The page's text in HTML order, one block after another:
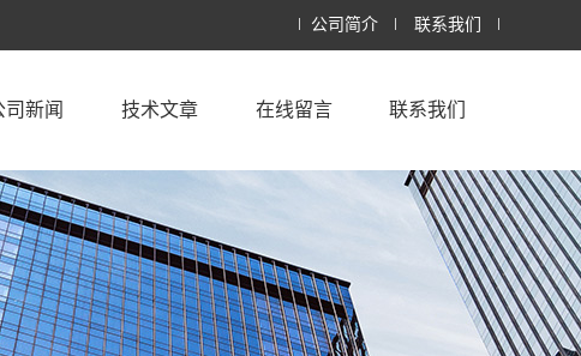
公司简介 联系我们
司新闻 技术文章 在线留言 联系我们